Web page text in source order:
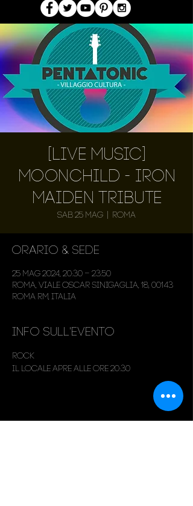
[Live Music]
Moonchild - Iron
Maiden Tribute
sab 25 mag Roma
Orario & Sede
25 mag 2024, 20:30 – 23:50
Roma, Viale Oscar Sinigaglia, 18, 00143
Roma RM, Italia
Info sull'evento
Rock
Il locale apre alle ore 20:30